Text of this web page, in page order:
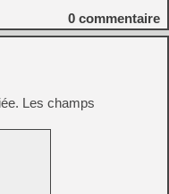
0 commentaire
Les champs